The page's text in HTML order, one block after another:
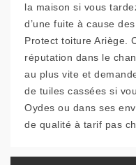
la maison si vous
d’une fuite à cause
Protect toiture Ariège.
réputation dans le
au plus vite et
de tuiles cassées si
Oydes ou dans ses
de qualité à tarif pas